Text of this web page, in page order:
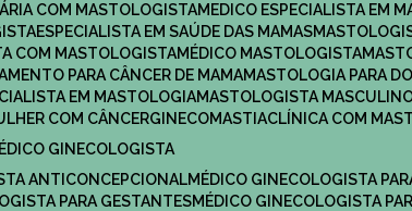
COM MASTOLOGISTA
MEDICO ESPECIALISTA EM
ESPECIALISTA EM SAÚDE DAS MAMAS
COM MASTOLOGISTA MÉDICO MASTOLOGISTA
PARA CÂNCER DE MAMA
MASTOLOGIA PARA
EM MASTOLOGIA
MASTOLOGISTA
COM CÂNCER GINECOMASTIA
CLÍNICA COM
MÉDICO GINECOLOGISTA
ANTICONCEPCIONAL
MÉDICO GINECOLOGISTA
PARA GESTANTES
MÉDICO GINECOLOGISTA